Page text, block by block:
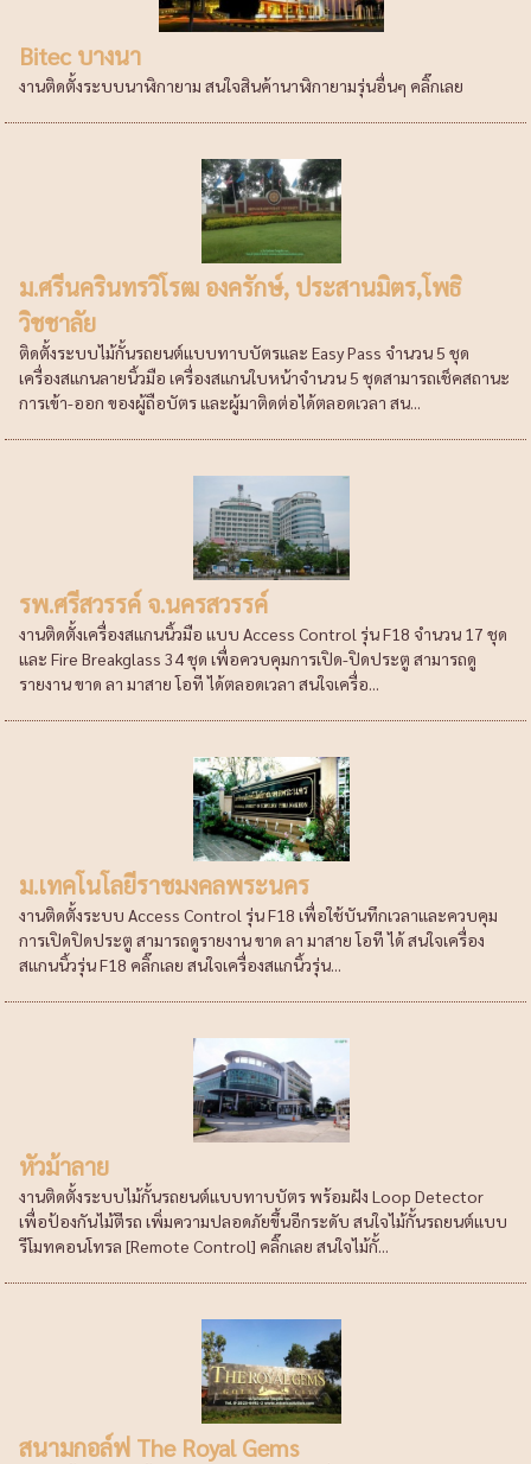
Bitec บางนา
งานติดตั้งระบบนาฬิกายาม สนใจสินค้านาฬิกายามรุ่นอื่นๆ คลิ๊กเลย
ม.ศรีนครินทรวิโรฒ องครักษ์, ประสานมิตร,โพธิ
วิชชาลัย
ติดตั้งระบบไม้กั้นรถยนต์แบบทาบบัตรและ Easy Pass จำนวน 5 ชุด
เครื่องสแกนลายนิ้วมือ เครื่องสแกนใบหน้าจำนวน 5 ชุดสามารถเช็คสถานะ
การเข้า-ออก ของผู้ถือบัตร และผู้มาติดต่อได้ตลอดเวลา สน...
รพ.ศรีสวรรค์ จ.นครสวรรค์
งานติดตั้งเครื่องสแกนนิ้วมือ แบบ Access Control รุ่น F18 จำนวน 17 ชุด
และ Fire Breakglass 34 ชุด เพื่อควบคุมการเปิด-ปิดประตู สามารถดู
รายงาน ขาด ลา มาสาย โอที ได้ตลอดเวลา สนใจเครื่อ...
ม.เทคโนโลยีราชมงคลพระนคร
งานติดตั้งระบบ Access Control รุ่น F18 เพื่อใช้บันทึกเวลาและควบคุม
การเปิดปิดประตู สามารถดูรายงาน ขาด ลา มาสาย โอที ได้ สนใจเครื่อง
สแกนนิ้วรุ่น F18 คลิ๊กเลย สนใจเครื่องสแกนิ้วรุ่น...
หัวม้าลาย
งานติดตั้งระบบไม้กั้นรถยนต์แบบทาบบัตร พร้อมฝัง Loop Detector
เพื่อป้องกันไม้ตีรถ เพิ่มความปลอดภัยขึ้นอีกระดับ สนใจไม้กั้นรถยนต์แบบ
รีโมทคอนโทรล [Remote Control] คลิ๊กเลย สนใจไม้กั้...
สนามกอล์ฟ The Royal Gems